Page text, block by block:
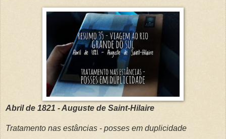
Abril de 1821 - Auguste de Saint-Hilaire
Tratamento nas estâncias - posses em duplicidade